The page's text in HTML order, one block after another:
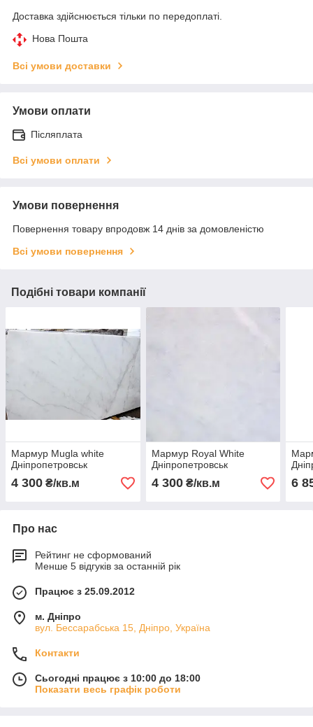
Доставка здійснюється тільки по передоплаті.
Нова Пошта
Всі умови доставки
Умови оплати
Післяплата
Всі умови оплати
Умови повернення
Повернення товару впродовж 14 днів за домовленістю
Всі умови повернення
Подібні товари компанії
Мармур Mugla white
Дніпропетровськ
4 300 ₴/кв.м
Мармур Royal White
Дніпропетровськ
4 300₴/кв.м 6
Про нас
Рейтинг не сформований
Менше 5 відгуків за останній рік
Працює з 25.09.2012
м. Дніпро
вул. Бессарабська 15, Дніпро, Україна
Контакти
Сьогодні працює з 10:00 до 18:00
Показати весь графік роботи